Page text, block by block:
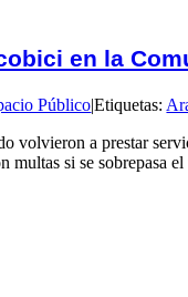
en la
Público|Etiquetas:
volvieron a prestar
multas si se sobrepasa